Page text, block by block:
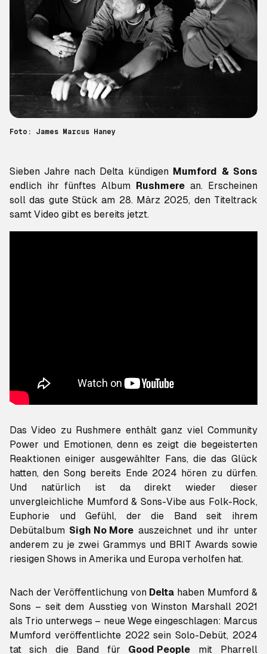
Foto: James Marcus Haney
Sieben Jahre nach Delta kündigen Mumford & Sons
endlich ihr fünftes Album Rushmere an. Erscheinen
soll das gute Stück am 28. März 2025, den Titeltrack
samt Video gibt es bereits jetzt.
Das Video zu Rushmere enthält ganz viel Community
Power und Emotionen, denn es zeigt die begeisterten
Reaktionen einiger ausgewählter Fans, die das Glück
hatten, den Song bereits Ende 2024 hören zu dürfen.
Und natürlich ist da direkt wieder dieser
unvergleichliche Mumford & Sons-Vibe aus Folk-Rock,
Euphorie und Gefühl, der die Band seit ihrem
Debütalbum Sigh No More auszeichnet und ihr unter
anderem zu je zwei Grammys und BRIT Awards sowie
riesigen Shows in Amerika und Europa verholfen hat.
Nach der Veröffentlichung von Delta haben Mumford &
Sons – seit dem Ausstieg von Winston Marshall 2021
als Trio unterwegs – neue Wege eingeschlagen: Marcus
Mumford veröffentlichte 2022 sein Solo-Debüt, 2024
tat sich die Band für Good People mit Pharrell